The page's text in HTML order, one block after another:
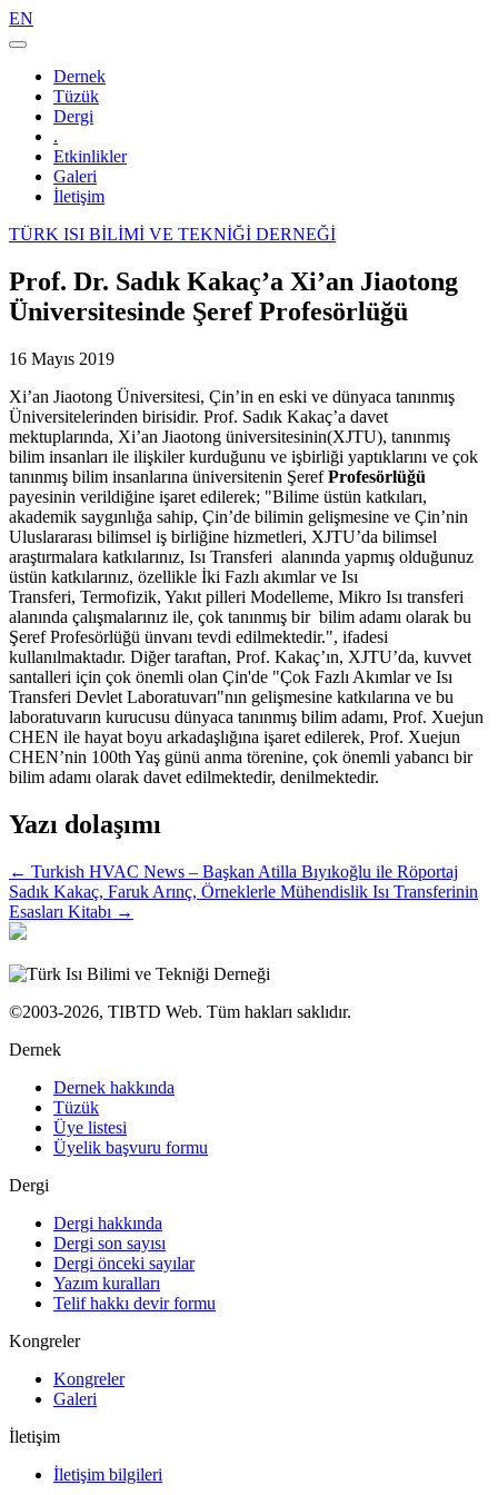
EN
Navigasyonu
değiştirDernek
Tüzük
Dergi
.
Etkinlikler
Galeri
İletişim
TÜRK ISI BİLİMİ VE TEKNİĞİ DERNEĞİ
Prof. Dr. Sadık Kakaç’a Xi’an Jiaotong
Üniversitesinde Şeref Profesörlüğü
16 Mayıs 2019
Xi’an Jiaotong Üniversitesi, Çin’in en eski ve dünyaca tanınmış
Üniversitelerinden birisidir. Prof. Sadık Kakaç’a davet
mektuplarında, Xi’an Jiaotong üniversitesinin(XJTU), tanınmış
bilim insanları ile ilişkiler kurduğunu ve işbirliği yaptıklarını ve çok
tanınmış bilim insanlarına üniversitenin ŞerefProfesörlüğü
payesinin verildiğine işaret edilerek; "Bilime üstün katkıları,
akademik saygınlığa sahip, Çin’de bilimin gelişmesine ve Çin’nin
Uluslararası bilimsel iş birliğine hizmetleri, XJTU’da bilimsel
araştırmalara katkılarınız, Isı Transferi alanında yapmış olduğunuz
üstün katkılarınız, özellikle İki Fazlı akımlar ve Isı
Transferi, Termofizik, Yakıt pilleri Modelleme, Mikro Isı transferi
alanında çalışmalarınız ile, çok tanınmış bir bilim adamı olarak bu
Şeref Profesörlüğü ünvanı tevdi edilmektedir.", ifadesi
kullanılmaktadır. Diğer taraftan, Prof. Kakaç’ın, XJTU’da, kuvvet
santalleri için çok önemli olan Çin'de "Çok Fazlı Akımlar ve Isı
Transferi Devlet Laboratuvarı"nın gelişmesine katkılarına ve bu
laboratuvarın kurucusu dünyaca tanınmış bilim adamı, Prof. Xuejun
CHEN ile hayat boyu arkadaşlığına işaret edilerek, Prof. Xuejun
CHEN’nin 100th Yaş günü anma törenine, çok önemli yabancı bir
bilim adamı olarak davet edilmektedir, denilmektedir.
Yazı dolaşımı
← Turkish HVAC News – Başkan Atilla Bıyıkoğlu ile Röportaj
Sadık Kakaç, Faruk Arınç, Örneklerle Mühendislik Isı Transferinin
Esasları Kitabı →
©2003-2026, TIBTD Web. Tüm hakları saklıdır.
Dernek
Dernek hakkında
Tüzük
Üye listesi
Üyelik başvuru formu
Dergi
Dergi hakkında
Dergi son sayısı
Dergi önceki sayılar
Yazım kuralları
Telif hakkı devir formu
Kongreler
Kongreler
Galeri
İletişim
İletişim bilgileri